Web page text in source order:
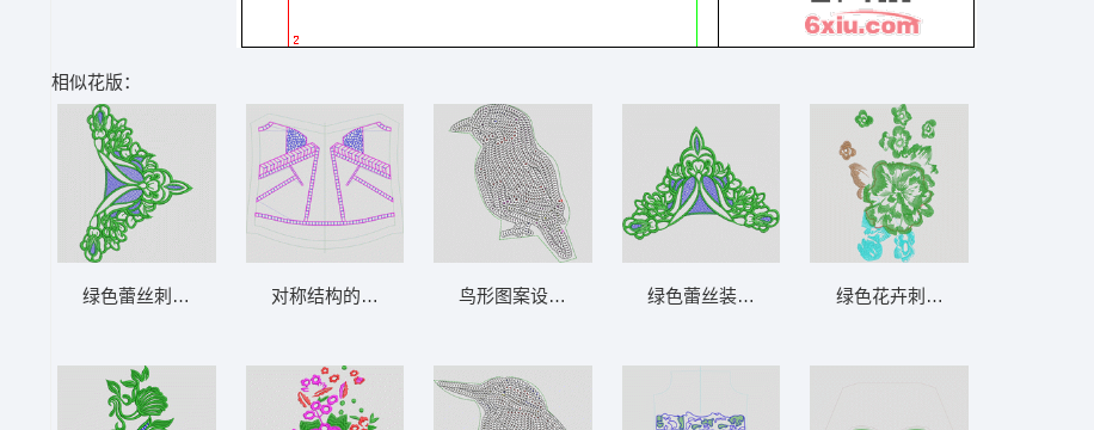
相似花版：
绿色蕾丝刺绣装饰图案 内衣 曲线对称结构的建筑模型图 裙 曲线鸟形图案设计稿 鸟 珠片绿色蕾丝装饰图案 曲线 绿色花卉刺绣图案 花朵